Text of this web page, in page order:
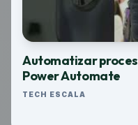
Automatizar
Power Automate
TECH ESCALA